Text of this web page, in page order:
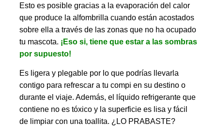
Esto es posible gracias a la evaporación del calor
que produce la alfombrilla cuando están acostados
sobre ella a través de las zonas que no ha ocupado
tu mascota. ¡Eso si, tiene que estar a las sombras
por supuesto!
Es ligera y plegable por lo que podrías llevarla
contigo para refrescar a tu compi en su destino o
durante el viaje. Además, el líquido refrigerante que
contiene no es tóxico y la superficie es lisa y fácil
de limpiar con una toallita. ¿LO PRABASTE?